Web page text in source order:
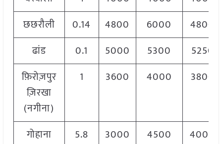
छछरौली
0.14 4800 6000
4800
ढांड
0.1 5000 5300
5250
फ़िरोज़पुर
ज़िरखा
(नगीना)
1 3600 4000 3800
गोहाना 5.8 3000 4500
4000